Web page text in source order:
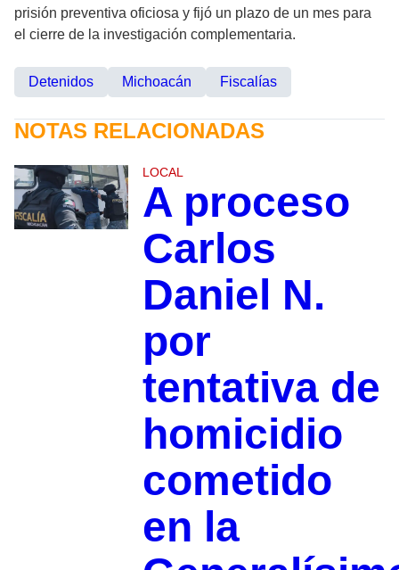
prisión preventiva oficiosa y fijó un plazo de un mes para
el cierre de la investigación complementaria.
Detenidos Michoacán Fiscalías
NOTAS RELACIONADAS
LOCAL
A proceso
Carlos
Daniel N.
por
tentativa de
homicidio
cometido
en la